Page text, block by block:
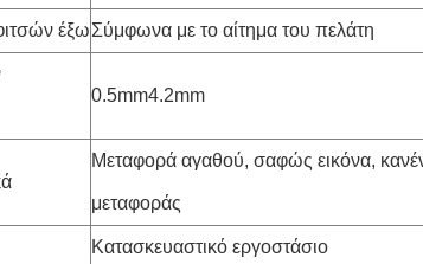
έξωΣύμφωνα με το αίτημα του πελάτη
0.5mm4.2mm
Μεταφορά αγαθού, σαφώς εικόνα,
μεταφοράς
Κατασκευαστικό εργοστάσιο